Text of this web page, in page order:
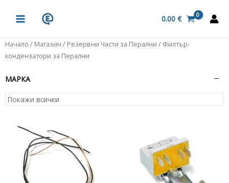
MENU
0.00 €
Начало / Магазин / Резервни Части за Перални / Филтър-
кондензатори за Перални
МАРКА